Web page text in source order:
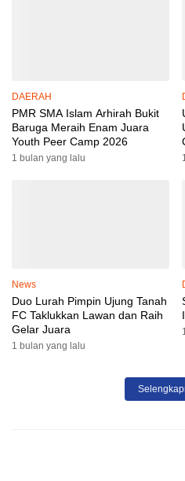
DAERAH
PMR SMA Islam Arhirah Bukit
Baruga Meraih Enam Juara
Youth Peer Camp 2026
1 bulan yang lalu
News
Duo Lurah Pimpin Ujung Tanah
FC Taklukkan Lawan dan Raih
Gelar Juara
1 bulan yang lalu